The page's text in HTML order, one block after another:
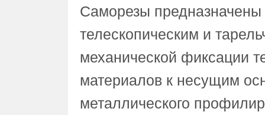
Саморезы
телескопическим и
механической фиксации
материалов к несущим
металлического